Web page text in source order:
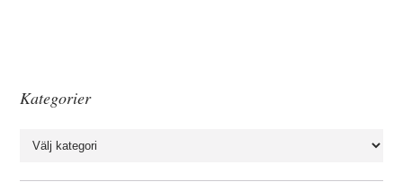
Kategorier